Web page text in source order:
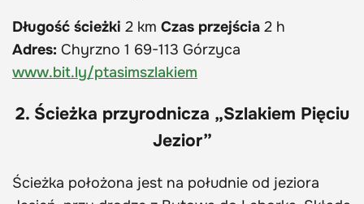
Długość ścieżki 2 km Czas przejścia 2 h
Adres: Chyrzno 1 69-113 Górzyca
www.bit.ly/ptasimszlakiem
2. Ścieżka przyrodnicza „Szlakiem Pięciu
Jezior”
Ścieżka położona jest na południe od jeziora